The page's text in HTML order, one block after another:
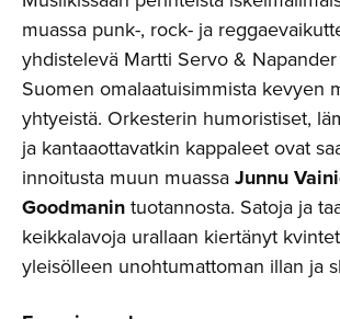
muassa punk-, rock- ja
yhdistelevä Martti Servo &
Suomen omalaatuisimmista kevyen
yhtyeistä. Orkesterin humoristiset,
ja kantaaottavatkin kappaleet ovat
innoitusta muun muassaJunnu
Goodmanintuotannosta. Satoja ja
keikkalavoja urallaan kiertänyt
yleisölleen unohtumattoman illan ja